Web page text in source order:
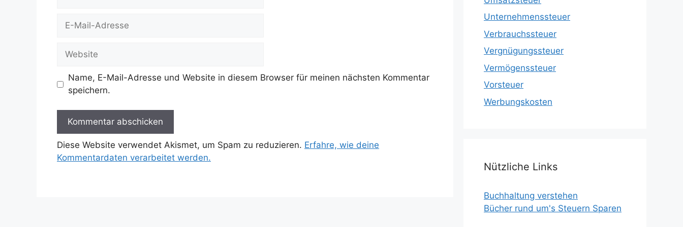
Website
Name, E-Mail-Adresse und Website in diesem Browser für meinen nächsten Kommentar
speichern.
Diese Website verwendet Akismet, um Spam zu reduzieren. Erfahre, wie deine
Kommentardaten verarbeitet werden.
Unternehmenssteuer
Verbrauchssteuer
Vergnügungssteuer
Vermögenssteuer
Vorsteuer
Werbungskosten
Nützliche Links
Buchhaltung verstehen
Bücher rund um's Steuern Sparen